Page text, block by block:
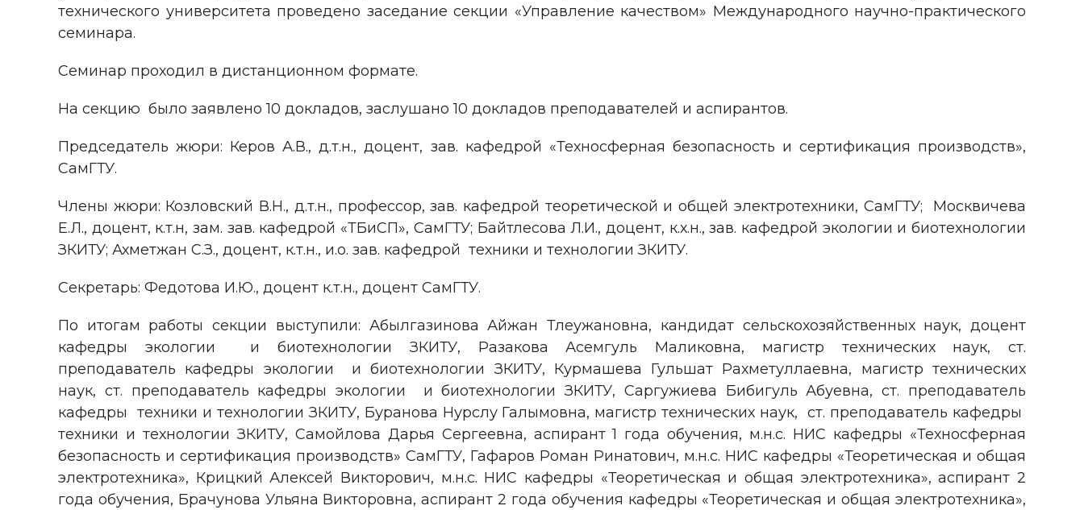
технического университета проведено заседание секции «Управление качеством» Международного научно-практического
семинара.
Семинар проходил в дистанционном формате.
На секцию было заявлено 10 докладов, заслушано 10 докладов преподавателей и аспирантов.
Председатель жюри: Керов А.В., д.т.н., доцент, зав. кафедрой «Техносферная безопасность и сертификация производств»,
СамГТУ.
Члены жюри: Козловский В.Н., д.т.н., профессор, зав. кафедрой теоретической и общей электротехники, СамГТУ; Москвичева
Е.Л., доцент, к.т.н, зам. зав. кафедрой «ТБиСП», СамГТУ; Байтлесова Л.И., доцент, к.х.н., зав. кафедрой экологии и биотехнологии
ЗКИТУ; Ахметжан С.З., доцент, к.т.н., и.о. зав. кафедрой техники и технологии ЗКИТУ.
Секретарь: Федотова И.Ю., доцент к.т.н., доцент СамГТУ.
По итогам работы секции выступили: Абылгазинова Айжан Тлеужановна, кандидат сельскохозяйственных наук, доцент
кафедры экологии и биотехнологии ЗКИТУ, Разакова Асемгуль Маликовна, магистр технических наук, ст.
преподаватель кафедры экологии и биотехнологии ЗКИТУ, Курмашева Гульшат Рахметуллаевна, магистр технических
наук, ст. преподаватель кафедры экологии и биотехнологии ЗКИТУ, Саргужиева Бибигуль Абуевна, ст. преподаватель
кафедры техники и технологии ЗКИТУ, Буранова Нурслу Галымовна, магистр технических наук, ст. преподаватель кафедры
техники и технологии ЗКИТУ, Самойлова Дарья Сергеевна, аспирант 1 года обучения, м.н.с. НИС кафедры «Техносферная
безопасность и сертификация производств» СамГТУ, Гафаров Роман Ринатович, м.н.с. НИС кафедры «Теоретическая и общая
электротехника», Крицкий Алексей Викторович, м.н.с. НИС кафедры «Теоретическая и общая электротехника», аспирант 2
года обучения, Брачунова Ульяна Викторовна, аспирант 2 года обучения кафедры «Теоретическая и общая электротехника»,